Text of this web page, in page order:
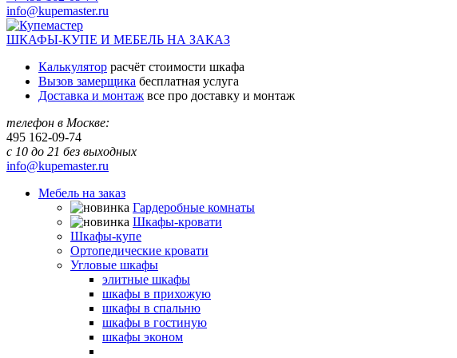
info@kupemaster.ru
ШКАФЫ-КУПЕ И МЕБЕЛЬ НА ЗАКАЗ
Калькулятор расчёт стоимости шкафа
Вызов замерщика бесплатная услуга
Доставка и монтаж все про доставку и монтаж
телефон в Москве:
495 162-09-74
с 10 до 21 без выходных
info@kupemaster.ru
Мебель на заказ
Гардеробные комнаты
Шкафы-кровати
Шкафы-купе
Ортопедические кровати
Угловые шкафы
элитные шкафы
шкафы в прихожую
шкафы в спальню
шкафы в гостиную
шкафы эконом